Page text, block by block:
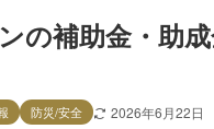
の補助金・助
防災/安全 2026年6月22日